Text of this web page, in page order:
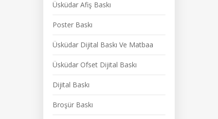
Üsküdar Afiş Baskı
Poster Baskı
Üsküdar Dijital Baskı Ve Matbaa
Üsküdar Ofset Dijital Baskı
Dijital Baskı
Broşür Baskı